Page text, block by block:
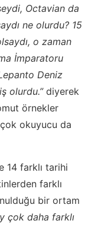
Octavian da
ne olurdu? 15
o zaman
İmparatoru
Deniz
olurdu.”diyerek
örnekler
okuyucu da
14 farklı tarihi
farklı
bir ortam
çok daha farklı